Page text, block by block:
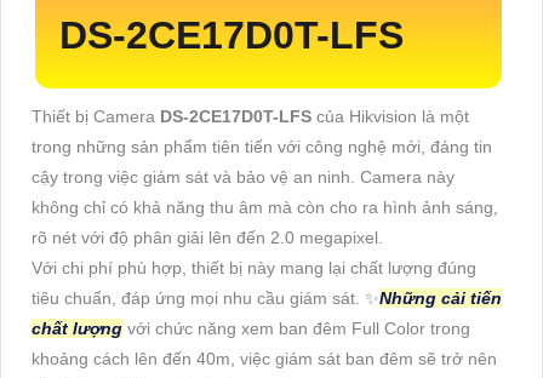
DS-2CE17D0T-LFS
Thiết bị Camera DS-2CE17D0T-LFS của Hikvision là một
trong những sản phẩm tiên tiến với công nghệ mới, đáng tin
cậy trong việc giám sát và bảo vệ an ninh. Camera này
không chỉ có khả năng thu âm mà còn cho ra hình ảnh sáng,
rõ nét với độ phân giải lên đến 2.0 megapixel.
Với chi phí phù hợp, thiết bị này mang lại chất lượng đúng
tiêu chuẩn, đáp ứng mọi nhu cầu giám sát. ✨Những cải tiến
chất lượng với chức năng xem ban đêm Full Color trong
khoảng cách lên đến 40m, việc giám sát ban đêm sẽ trở nên